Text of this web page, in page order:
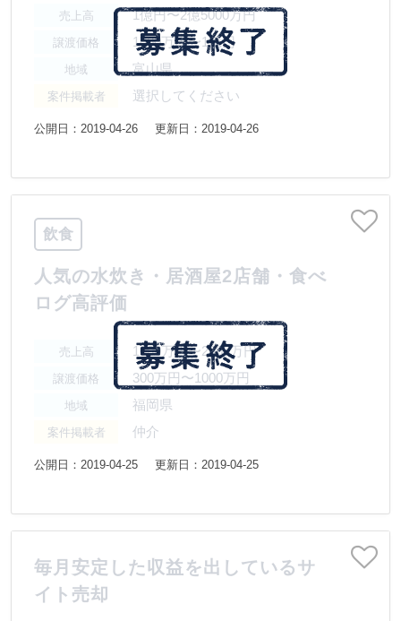
売上高 1億円〜2億5000万円
譲渡価格 1000万円〜1億円
地域 富山県
案件掲載者 選択してください
公開日：2019-04-26 更新日：2019-04-26
飲食
人気の水炊き・居酒屋2店舗・食べ
ログ高評価
売上高 1000万円〜2000万円
譲渡価格 300万円〜1000万円
地域 福岡県
案件掲載者 仲介
公開日：2019-04-25 更新日：2019-04-25
毎月安定した収益を出しているサ
イト売却